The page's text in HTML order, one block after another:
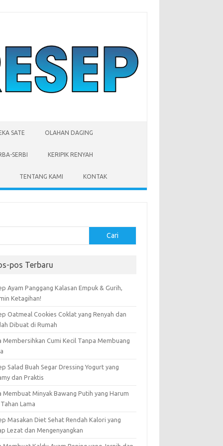
SATE OLAHAN DAGING
SERBI KERIPIK RENYAH
TENTANG KAMI KONTAK
Cari
pos Terbaru
Ayam Panggang Kalasan Empuk & Gurih,
Ketagihan!
Oatmeal Cookies Coklat yang Renyah dan
Dibuat di Rumah
Membersihkan Cumi Kecil Tanpa Membuang
Salad Buah Segar Dressing Yogurt yang
dan Praktis
Membuat Minyak Bawang Putih yang Harum
Lama
Masakan Diet Sehat Rendah Kalori yang
Lezat dan Mengenyangkan